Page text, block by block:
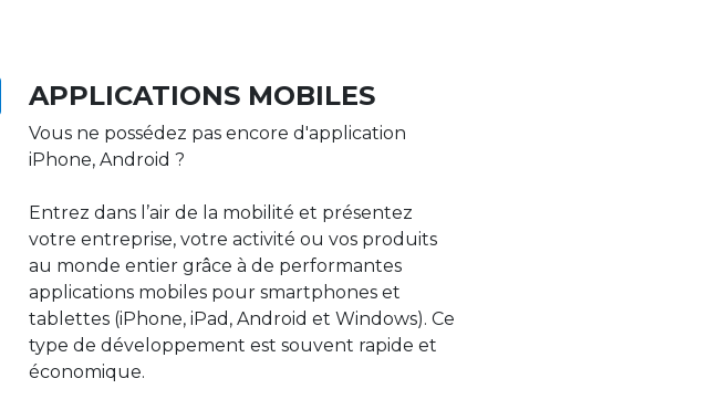
APPLICATIONS MOBILES
Vous ne possédez pas encore d'application
iPhone, Android ?
Entrez dans l’air de la mobilité et présentez
votre entreprise, votre activité ou vos produits
au monde entier grâce à de performantes
applications mobiles pour smartphones et
tablettes (iPhone, iPad, Android et Windows). Ce
type de développement est souvent rapide et
économique.